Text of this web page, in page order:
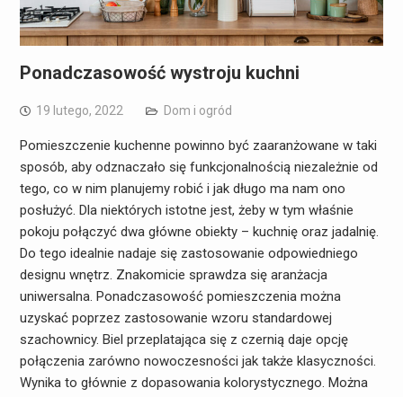
Ponadczasowość wystroju kuchni
19 lutego, 2022 Dom i ogród
Pomieszczenie kuchenne powinno być zaaranżowane w taki
sposób, aby odznaczało się funkcjonalnością niezależnie od
tego, co w nim planujemy robić i jak długo ma nam ono
posłużyć. Dla niektórych istotne jest, żeby w tym właśnie
pokoju połączyć dwa główne obiekty – kuchnię oraz jadalnię.
Do tego idealnie nadaje się zastosowanie odpowiedniego
designu wnętrz. Znakomicie sprawdza się aranżacja
uniwersalna. Ponadczasowość pomieszczenia można
uzyskać poprzez zastosowanie wzoru standardowej
szachownicy. Biel przeplatająca się z czernią daje opcję
połączenia zarówno nowoczesności jak także klasyczności.
Wynika to głównie z dopasowania kolorystycznego. Można